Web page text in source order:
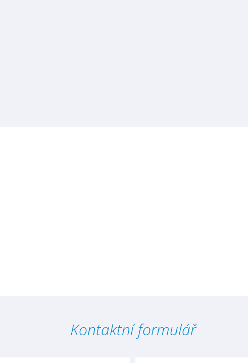
Kontaktní formulář